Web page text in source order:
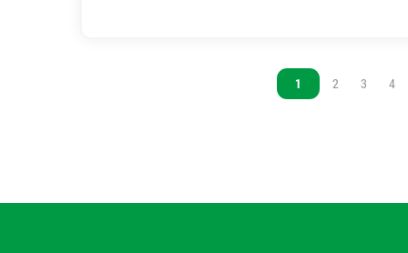
Vous êtes sur la page
1 Vous êtes sur la
2 Vous
3 4